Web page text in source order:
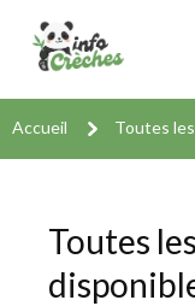
Accueil Toutes
Toutes